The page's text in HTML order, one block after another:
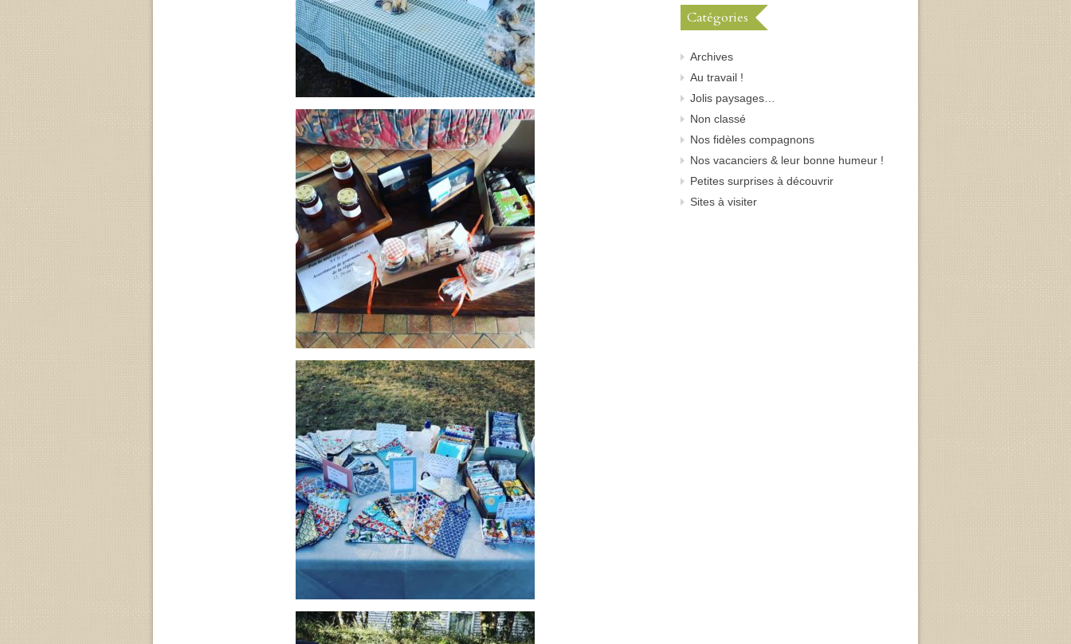
Catégories
Archives
Au travail !
Jolis paysages…
Non classé
Nos fidèles compagnons
Nos vacanciers & leur bonne humeur !
Petites surprises à découvrir
Sites à visiter